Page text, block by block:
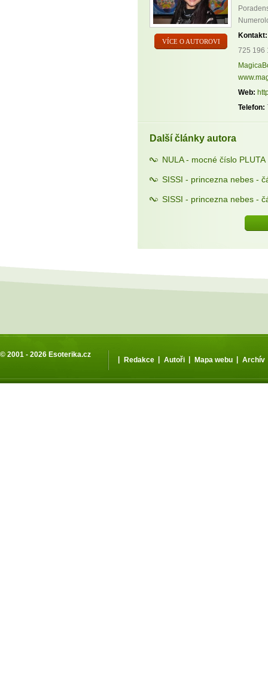
VÍCE O AUTOROVI
Kontakt:
725 196
Web:
Telefon:
Další články autora
NULA - mocné číslo PLUTA
SISSI - princezna nebes -
SISSI - princezna nebes -
© 2001 - 2026 Esoterika.cz
| Redakce | Autoři | Mapa webu | Archív